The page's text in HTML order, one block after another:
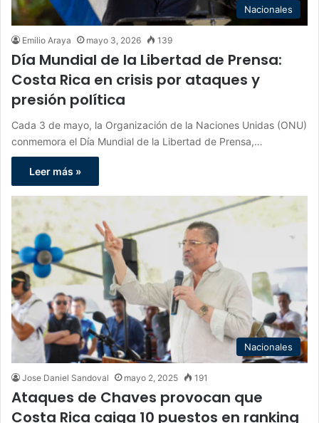
Nacionales
Emilio Araya mayo 3, 2026 139
Día Mundial de la Libertad de Prensa:
Costa Rica en crisis por ataques y
presión política
Cada 3 de mayo, la Organización de la Naciones Unidas (ONU)
conmemora el Día Mundial de la Libertad de Prensa,…
Leer más »
Nacionales
Jose Daniel Sandoval mayo 2, 2025 191
Ataques de Chaves provocan que
Costa Rica caiga 10 puestos en ranking